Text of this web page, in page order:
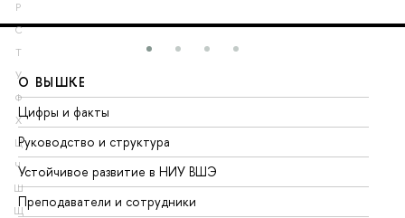
Р
С
Т
У
Ф
Х
Ц
Ч
Ш
Щ
О ВЫШКЕ
Цифры и факты
Руководство и структура
Устойчивое развитие в НИУ ВШЭ
Преподаватели и сотрудники